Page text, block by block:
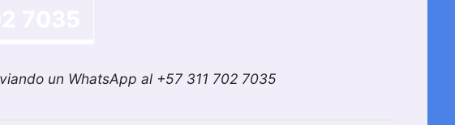
un WhatsApp al +57 311 702 7035